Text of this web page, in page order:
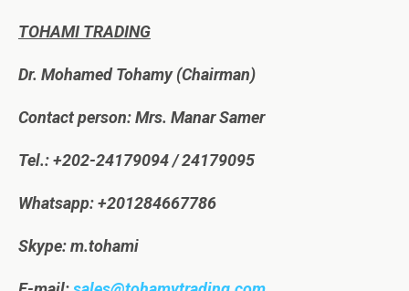
TOHAMI TRADING
Dr. Mohamed Tohamy (Chairman)
Contact person: Mrs. Manar Samer
Tel.: +202-24179094 / 24179095
Whatsapp: +201284667786
Skype: m.tohami